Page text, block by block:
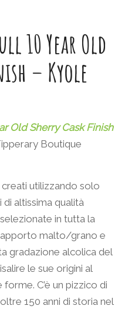
10 Year Old
– Kyole
Old Sherry Cask Finish
Boutique
utilizzando solo
altissima qualità
in tutta la
malto/grano e
gradazione alcolica del
le sue origini al
C’è un pizzico di
150 anni di storia nel